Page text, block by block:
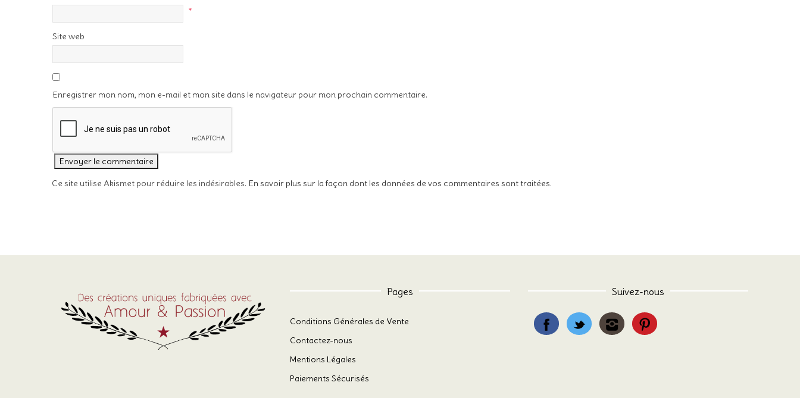
*
Site web
Enregistrer mon nom, mon e-mail et mon site dans le navigateur pour mon prochain commentaire.
Ce site utilise Akismet pour réduire les indésirables. En savoir plus sur la façon dont les données de vos commentaires sont traitées.
Pages
Conditions Générales de Vente
Contactez-nous
Mentions Légales
Paiements Sécurisés
Suivez-nous